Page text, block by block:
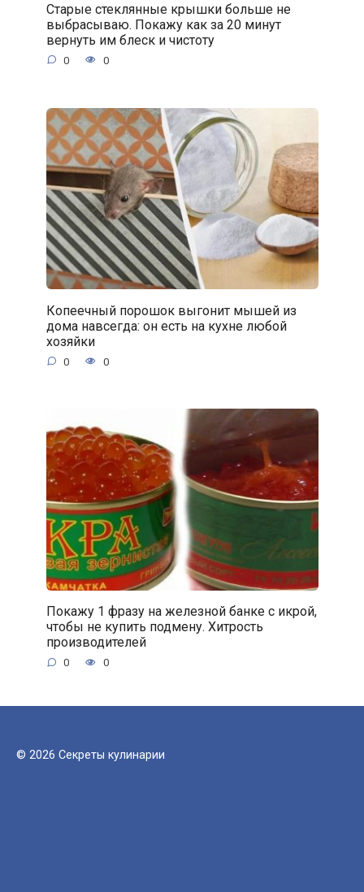
Старые стеклянные крышки больше не
выбрасываю. Покажу как за 20 минут
вернуть им блеск и чистоту
0 0
Копеечный порошок выгонит мышей из
дома навсегда: он есть на кухне любой
хозяйки
0 0
Покажу 1 фразу на железной банке с икрой,
чтобы не купить подмену. Хитрость
производителей
0 0
© 2026 Секреты кулинарии